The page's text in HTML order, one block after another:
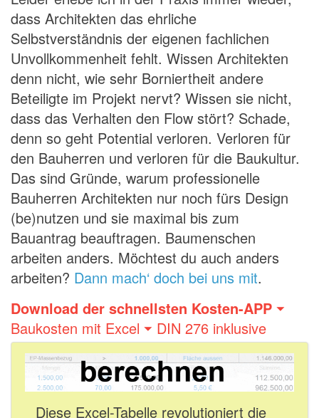
dass Architekten das ehrliche
Selbstverständnis der eigenen fachlichen
Unvollkommenheit fehlt. Wissen Architekten
denn nicht, wie sehr Borniertheit andere
Beteiligte im Projekt nervt? Wissen sie nicht,
dass das Verhalten den Flow stört? Schade,
denn so geht Potential verloren. Verloren für
den Bauherren und verloren für die Baukultur.
Das sind Gründe, warum professionelle
Bauherren Architekten nur noch fürs Design
(be)nutzen und sie maximal bis zum
Bauantrag beauftragen. Baumenschen
arbeiten anders. Möchtest du auch anders
arbeiten? Dann mach‘ doch bei uns mit.
Download der schnellsten Kosten-APP ⏷
Baukosten mit Excel ⏷ DIN 276 inklusive
Diese Excel-Tabelle revolutioniert die